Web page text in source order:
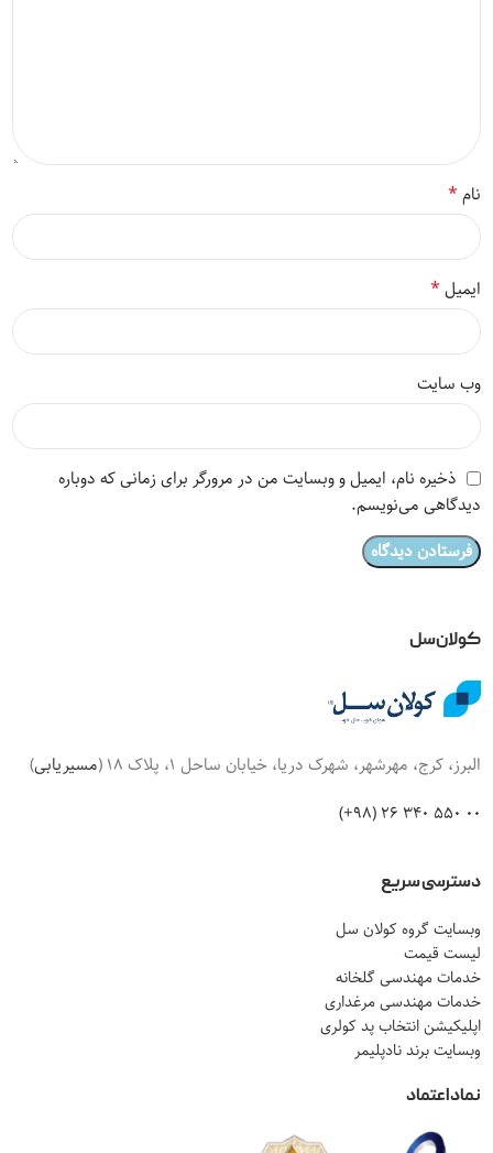
نام*
ایمیل*
وب‌ سایت
ذخیره نام، ایمیل و وبسایت من در مرورگر برای زمانی که دوباره
دیدگاهی می‌نویسم.
کولان‌سل
البرز، کرج، مهرشهر، شهرک دریا، خیابان ساحل 1، پلاک 18 ( مسیریابی)
00 550 340 26 (98+)
دسترسی سریع
وبسایت گروه کولان سل
لیست قیمت
خدمات مهندسی گلخانه
خدمات مهندسی مرغداری
اپلیکیشن انتخاب پد کولری
وبسایت برند نادپلیمر
نماد اعتماد